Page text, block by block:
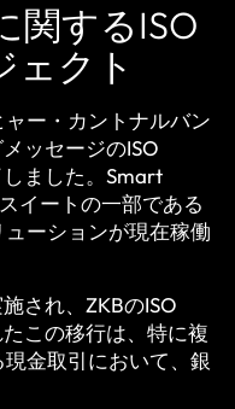
関するISO
ェクト
ー・カントナルバン
ッセージのISO
ました。Smart
イートの一部である
ーションが現在稼働
され、ZKBのISO
この移行は、特に複
金取引において、銀